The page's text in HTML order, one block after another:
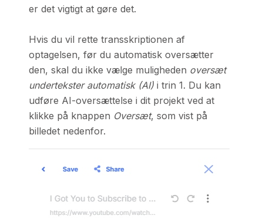
er det vigtigt at gøre det.
Hvis du vil rette transskriptionen af
optagelsen, før du automatisk oversætter
den, skal du ikke vælge muligheden oversæt
undertekster automatisk (AI) i trin 1. Du kan
udføre AI-oversættelse i dit projekt ved at
klikke på knappen Oversæt, som vist på
billedet nedenfor.